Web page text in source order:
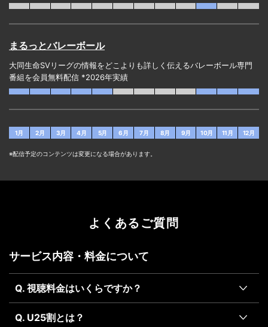
まるっとバレーボール
大同生命SVリーグの情報をどこよりも詳しく伝えるバレーボール専門
番組を会員無料配信 *2026年実績
1月 2月 3月 4月 5月 6月 7月 8月 9月 10月 11月 12月
※配信予定のコンテンツは変更になる場合があります。
よくあるご質問
サービス内容・料金について
Q. 視聴料金はいくらですか？
Q. U25割とは？